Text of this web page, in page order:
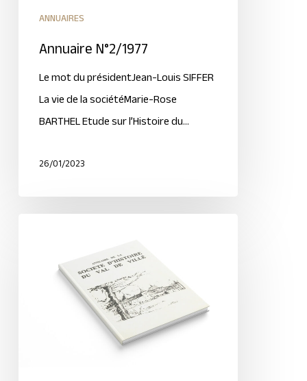
ANNUAIRES
Annuaire N°2/1977
Le mot du présidentJean-Louis SIFFER
La vie de la sociétéMarie-Rose
BARTHEL Etude sur l’Histoire du…
26/01/2023